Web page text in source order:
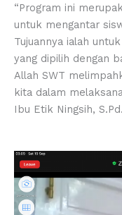
“Program ini
untuk mengantar
Tujuannya ialah
yang dipilih dengan
Allah SWT
kita dalam
Ibu Etik Ningsih,